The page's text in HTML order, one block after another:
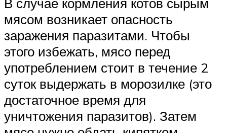
мясом возникает опасность
заражения паразитами. Чтобы
этого избежать, мясо перед
употреблением стоит в течение 2
суток выдержать в морозилке (это
достаточное время для
уничтожения паразитов). Затем